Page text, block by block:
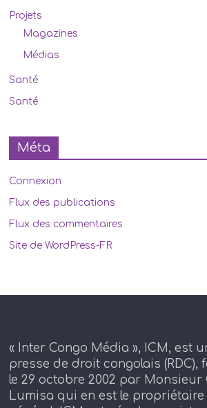
Projets
Magazines
Médias
Santé
Santé
Méta
Connexion
Flux des publications
Flux des commentaires
Site de WordPress-FR
« Inter Congo Média », ICM, est
presse de droit congolais (RDC),
le 29 octobre 2002 par Monsieur
Lumisa qui en est le